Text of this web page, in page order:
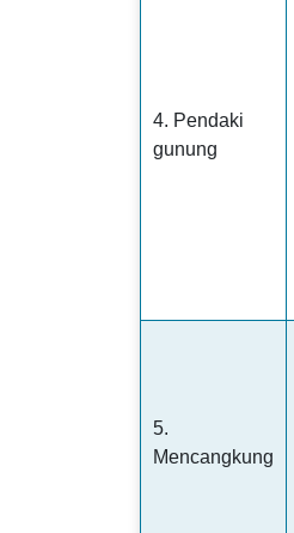
4. Pendaki
gunung
5.
Mencangkung